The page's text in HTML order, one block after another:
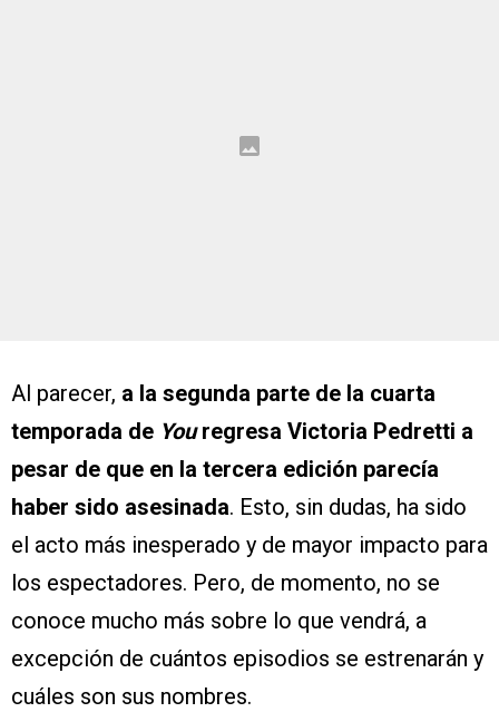
Al parecer, a la segunda parte de la cuarta
temporada de Youregresa Victoria Pedretti a
pesar de que en la tercera edición parecía
haber sido asesinada. Esto, sin dudas, ha sido
el acto más inesperado y de mayor impacto para
los espectadores. Pero, de momento, no se
conoce mucho más sobre lo que vendrá, a
excepción de cuántos episodios se estrenarán y
cuáles son sus nombres.